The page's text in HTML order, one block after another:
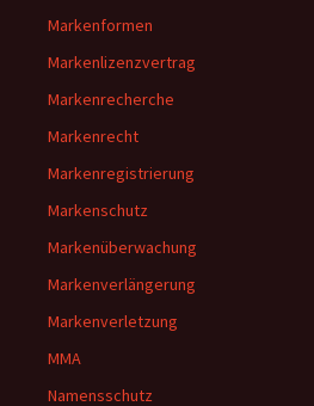
Markenformen
Markenlizenzvertrag
Markenrecherche
Markenrecht
Markenregistrierung
Markenschutz
Markenüberwachung
Markenverlängerung
Markenverletzung
MMA
Namensschutz